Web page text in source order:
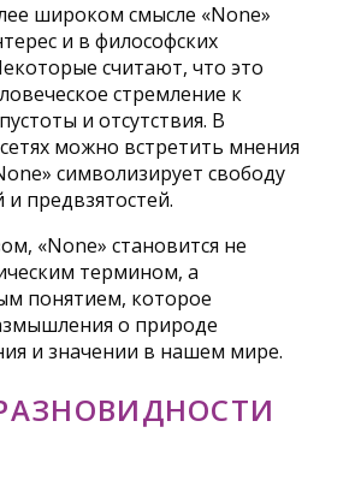
широком смысле «None»
и в философских
считают, что это
стремление к
и отсутствия. В
можно встретить мнения
символизирует свободу
предвзятостей.
«None» становится не
термином, а
понятием, которое
о природе
и значении в нашем мире.